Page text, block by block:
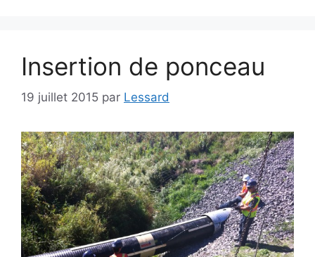
Insertion de ponceau
19 juillet 2015 par Lessard